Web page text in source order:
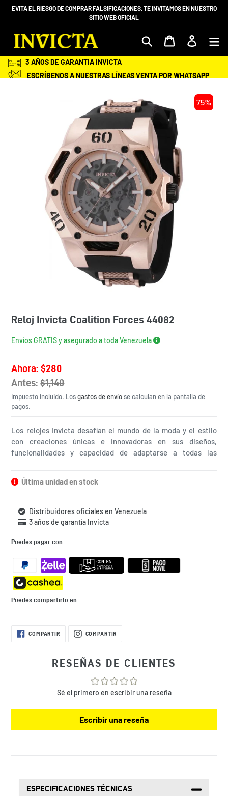
contenido
EVITA EL RIESGO DE COMPRAR FALSIFICACIONES, TE INVITAMOS EN NUESTRO
SITIO WEB OFICIAL
Mi bolsa Ingresar
3 AÑOS DE GARANTIA INVICTA
ESCRÍBENOS A NUESTRAS LÍNEAS VENTA POR WHATSAPP
ENVÍOS GRATIS Y ASEGURADOS A TODA VENEZUELA
SEGURIDAD EN TU COMPRA
ENTREGA EN TU DOMICILIO
75%
Reloj Invicta Coalition Forces 44082
Envíos GRATIS y asegurado a toda Venezuela
Precio
de
oferta
Ahora:$280
Precio
habitual
Antes:$1,140
Impuesto incluido. Losgastos de envíose calculan en la pantalla de
pagos.
Los relojes Invicta desafían el mundo de la moda y el estilo
con creaciones únicas e innovadoras en sus diseños,
funcionalidades y capacidad de adaptarse a todas las
Última unidad en stock
Distribuidores oficiales en Venezuela
3 años de garantía Invicta
Puedes pagar con:
Puedes compartirlo en:
Agregando
COMPARTIRCOMPARTIR
EN COMPARTIR
RESEÑAS DE CLIENTES
Sé el primero en escribir una reseña
Escribir una reseña
ESPECIFICACIONES TÉCNICAS